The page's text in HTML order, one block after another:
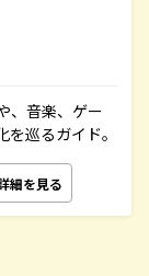
、音楽、ゲー
巡るガイド。
細を見る